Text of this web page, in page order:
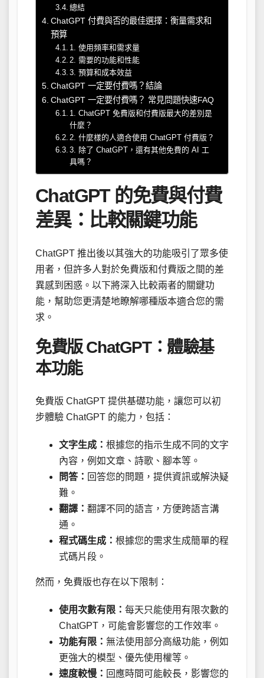
總結
ChatGPT 付費與否的最佳選擇：衡量需求和
預算
1. 使用頻率和需求量
2. 需要的功能和性能
3. 預算和成本效益
ChatGPT 一定要付費嗎？結論
ChatGPT 一定要付費嗎？ 常見問題快速FAQ
1. ChatGPT 免費版和付費版最大的差別是
什麼？
2. 什麼樣的人適合使用 ChatGPT 付費版？
3. 除了 ChatGPT，還有其他免費的 AI 工
具嗎？
ChatGPT 的免費與付費
差異：比較關鍵功能
ChatGPT 推出後以其強大的功能吸引了眾多使
用者，但許多人對於免費版和付費版之間的差
異感到困惑。以下將深入比較兩者的關鍵功
能，幫助您更清楚地瞭解哪種版本適合您的需
求。
免費版 ChatGPT：體驗基
本功能
免費版 ChatGPT 提供基礎功能，讓您可以初
步體驗 ChatGPT 的能力，包括：
文字生成： 根據您的指示生成不同的文字
內容，例如文章、詩歌、腳本等。
問答： 回答您的問題，提供資訊或解決疑
難。
翻譯： 翻譯不同的語言，方便跨語言溝
通。
程式碼生成： 根據您的需求生成簡單的程
式碼片段。
然而，免費版也存在以下限制：
使用次數有限： 每天只能使用有限次數的
ChatGPT，可能會影響您的工作效率。
功能有限： 無法使用部分高級功能，例如
更強大的模型、優先使用權等。
速度較慢： 回應時間可能較長，影響您的